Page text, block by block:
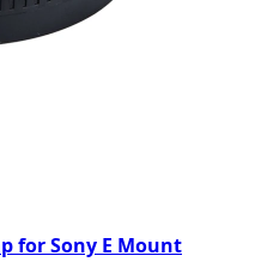
for Sony E Mount